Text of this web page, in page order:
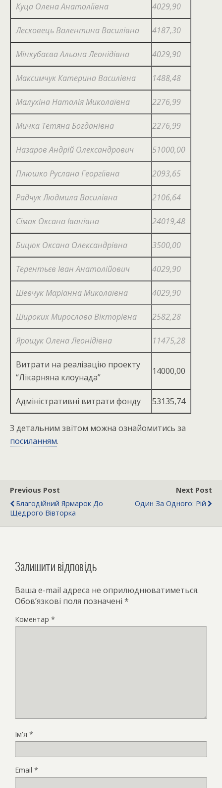
Куца Олена Анатоліївна 4029,90
Лесковець Валентина Василівна 4187,30
Мінкубаєва Альона Леонідівна 4029,90
Максимчук Катерина Василівна 1488,48
Малухіна Наталія Миколаївна 2276,99
Мичка Тетяна Богданівна 2276,99
Назаров Андрій Олександрович 51000,00
Плюшко Руслана Георгіївна 2093,65
Радчук Людмила Василівна 2106,64
Сімак Оксана Іванівна 24019,48
Бицюк Оксана Олександрівна 3500,00
Терентьєв Іван Анатолійович 4029,90
Шевчук Маріанна Миколаївна 4029,90
Широких Мирослава Вікторівна 2582,28
Ярощук Олена Леонідівна 11475,28
Витрати на реалізацію проекту
“Лікарняна клоунада”
14000,00
Адміністративні витрати фонду 53135,74
З детальним звітом можна ознайомитись за
посиланням.
Previous Post
Благодійний Ярмарок До
Щедрого Вівторка
Next Post
Один За Одного: Рій
Залишити відповідь
Ваша e-mail адреса не оприлюднюватиметься.
Обов’язкові поля позначені *
Коментар *
Ім'я *
Email *